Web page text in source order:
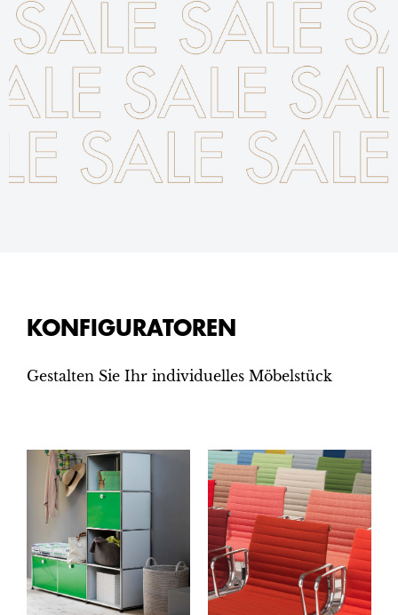
KONFIGURATOREN
Gestalten Sie Ihr individuelles Möbelstück